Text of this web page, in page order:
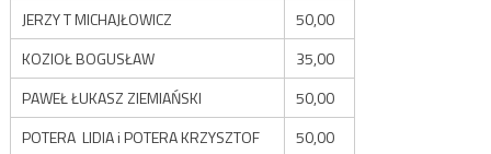
JERZY T MICHAJŁOWICZ
50,00
KOZIOŁ BOGUSŁAW
35,00
PAWEŁ ŁUKASZ ZIEMIAŃSKI
50,00
POTERA LIDIA i POTERA KRZYSZTOF
50,00